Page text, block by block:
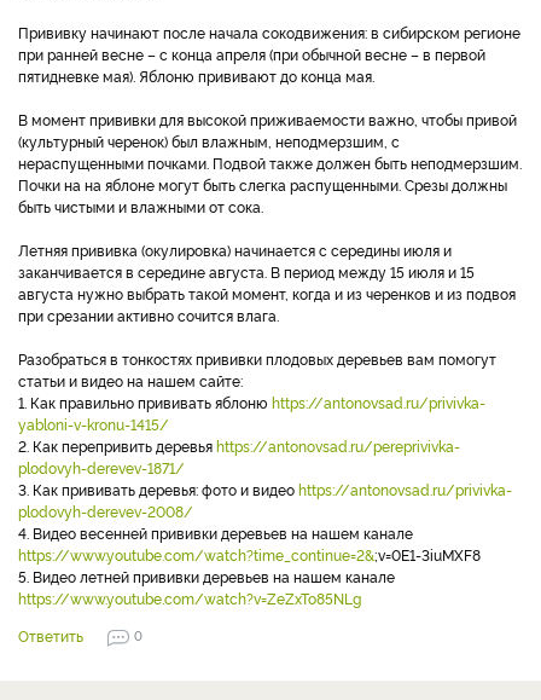
Прививку начинают после начала сокодвижения: в сибирском регионе
при ранней весне – с конца апреля (при обычной весне – в первой
пятидневке мая). Яблоню прививают до конца мая.
В момент прививки для высокой приживаемости важно, чтобы привой
(культурный черенок) был влажным, неподмерзшим, с
нераспущенными почками. Подвой также должен быть неподмерзшим.
Почки на на яблоне могут быть слегка распущенными. Срезы должны
быть чистыми и влажными от сока.
Летняя прививка (окулировка) начинается с середины июля и
заканчивается в середине августа. В период между 15 июля и 15
августа нужно выбрать такой момент, когда и из черенков и из подвоя
при срезании активно сочится влага.
Разобраться в тонкостях прививки плодовых деревьев вам помогут
статьи и видео на нашем сайте:
1. Как правильно прививать яблоню https://antonovsad.ru/privivka-
yabloni-v-kronu-1415/
2. Как перепривить деревьяhttps://antonovsad.ru/pereprivivka-
plodovyh-derevev-1871/
3. Как прививать деревья: фото и видеоhttps://antonovsad.ru/privivka-
plodovyh-derevev-2008/
4. Видео весенней прививки деревьев на нашем канале
https://www.youtube.com/watch?time_continue=2&;v=0E1-3iuMXF8
5. Видео летней прививки деревьев на нашем канале
https://www.youtube.com/watch?v=ZeZxTo85NLg
Ответить
0